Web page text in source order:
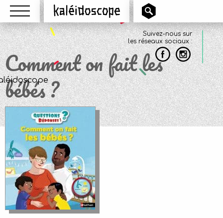
Menu Kaléidoscope
Suivez-nous sur
les réseaux sociaux :
Comment on fait les
bébés ?